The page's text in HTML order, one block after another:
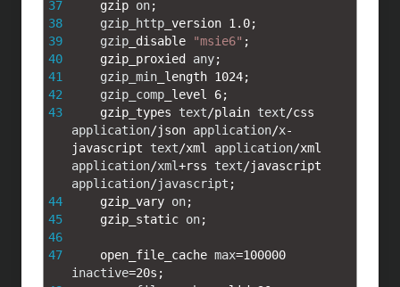
37
38
39
40
41
42
43
44
45
46
47
gzip on;
gzip_http version 1.0;
gzip disable "msie6" ;
gzip_proxied any;
gzip_min length 1024;
gzip_comp level 6;
gzip_types text/plain text/
application/json application/x-
javascript text/xml application/
application/xml+rss text/
application/javascript ;
gzip_vary on;
gzip_static on;
open_file_cache max=100000
inactive=20s ;